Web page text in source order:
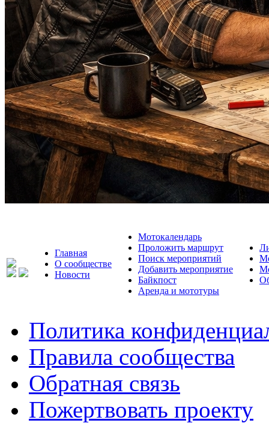
Главная
О сообществе
Новости
Мотокалендарь
Проложить маршрут
Поиск мероприятий
Добавить мероприятие
Байкпост
Аренда и мототуры
Политика
Правила сообщества
Обратная связь
Пожертвовать проекту